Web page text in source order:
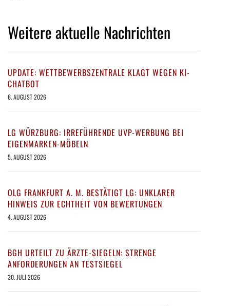
Weitere aktuelle Nachrichten
UPDATE: WETTBEWERBSZENTRALE KLAGT WEGEN KI-
CHATBOT
6. AUGUST 2026
LG WÜRZBURG: IRREFÜHRENDE UVP-WERBUNG BEI
EIGENMARKEN-MÖBELN
5. AUGUST 2026
OLG FRANKFURT A. M. BESTÄTIGT LG: UNKLARER
HINWEIS ZUR ECHTHEIT VON BEWERTUNGEN
4. AUGUST 2026
BGH URTEILT ZU ÄRZTE-SIEGELN: STRENGE
ANFORDERUNGEN AN TESTSIEGEL
30. JULI 2026